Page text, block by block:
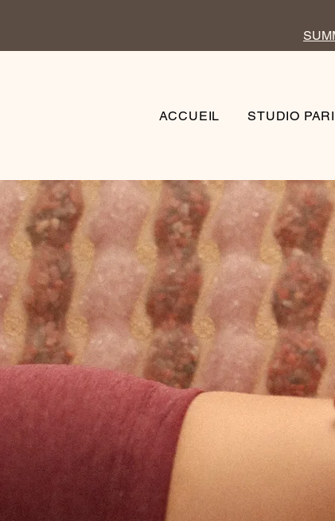
ACCUEIL STUDIO